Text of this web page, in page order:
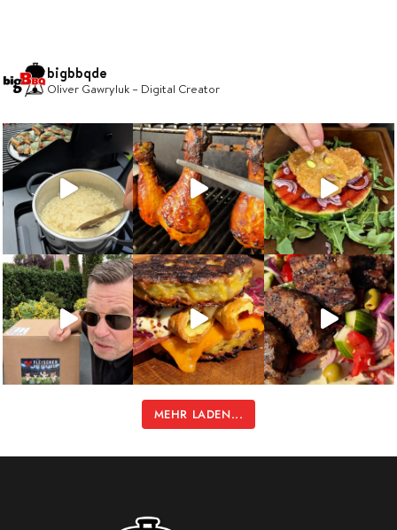
bigbbqde
Oliver Gawryluk – Digital Creator
MEHR LADEN...